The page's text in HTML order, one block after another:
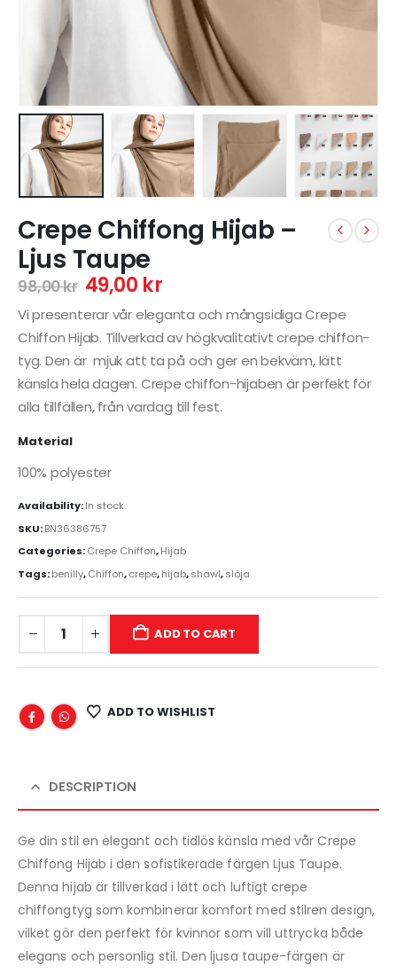
Crepe Chiffong Hijab –
Ljus Taupe
98,00kr 49,00 kr
Vi presenterar vår eleganta och mångsidiga Crepe
Chiffon Hijab. Tillverkad av högkvalitativt crepe chiffon-
tyg. Den är mjuk att ta på och ger en bekväm, lätt
känsla hela dagen. Crepe chiffon-hijaben är perfekt för
alla tillfällen, från vardag till fest.
Material
100% polyester
Availability:In stock
SKU:BN36386757
Categories:Crepe Chiffon,Hijab
Tags:benilly,Chiffon,crepe,hijab,shawl,slöja
ADD TO CART
ADD TO WISHLIST
DESCRIPTION
Ge din stil en elegant och tidlös känsla med vår Crepe
Chiffong Hijab i den sofistikerade färgen Ljus Taupe.
Denna hijab är tillverkad i lätt och luftigt crepe
chiffongtyg som kombinerar komfort med stilren design,
vilket gör den perfekt för kvinnor som vill uttrycka både
elegans och personlig stil. Den ljusa taupe-färgen är